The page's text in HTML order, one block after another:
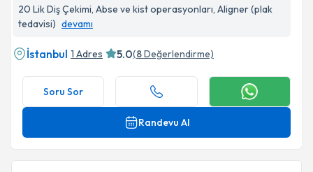
20 Lik Diş Çekimi, Abse ve kist operasyonları, Aligner (plak
tedavisi) devamı
İstanbul 1 Adres 5.0(8Değerlendirme)
Soru Sor
Randevu Al